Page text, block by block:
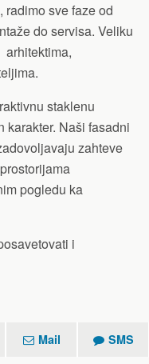
sve faze od
do servisa. Veliku
staklenu
karakter. Naši fasadni
zahteve
pogledu ka
i
Mail SMS